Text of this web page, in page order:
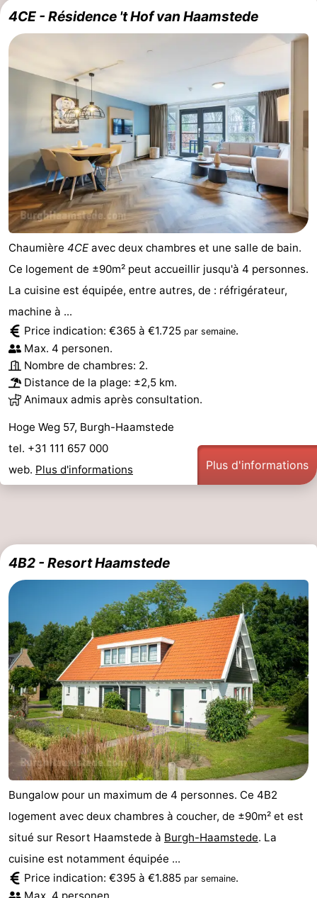
4CE - Résidence 't Hof van Haamstede
Chaumière 4CE avec deux chambres et une salle de bain.
Ce logement de ±90m² peut accueillir jusqu'à 4 personnes.
La cuisine est équipée, entre autres, de : réfrigérateur,
machine à ...
Price indication: €365 à €1.725 par semaine.
Max. 4 personen.
Nombre de chambres: 2.
Distance de la plage: ±2,5 km.
Animaux admis après consultation.
Hoge Weg 57, Burgh-Haamstede
tel. +31 111 657 000
web. Plus d'informations Plus d'informations
4B2 - Resort Haamstede
Bungalow pour un maximum de 4 personnes. Ce 4B2
logement avec deux chambres à coucher, de ±90m² et est
situé sur Resort Haamstede à Burgh-Haamstede. La
cuisine est notamment équipée ...
Price indication: €395 à €1.885 par semaine.